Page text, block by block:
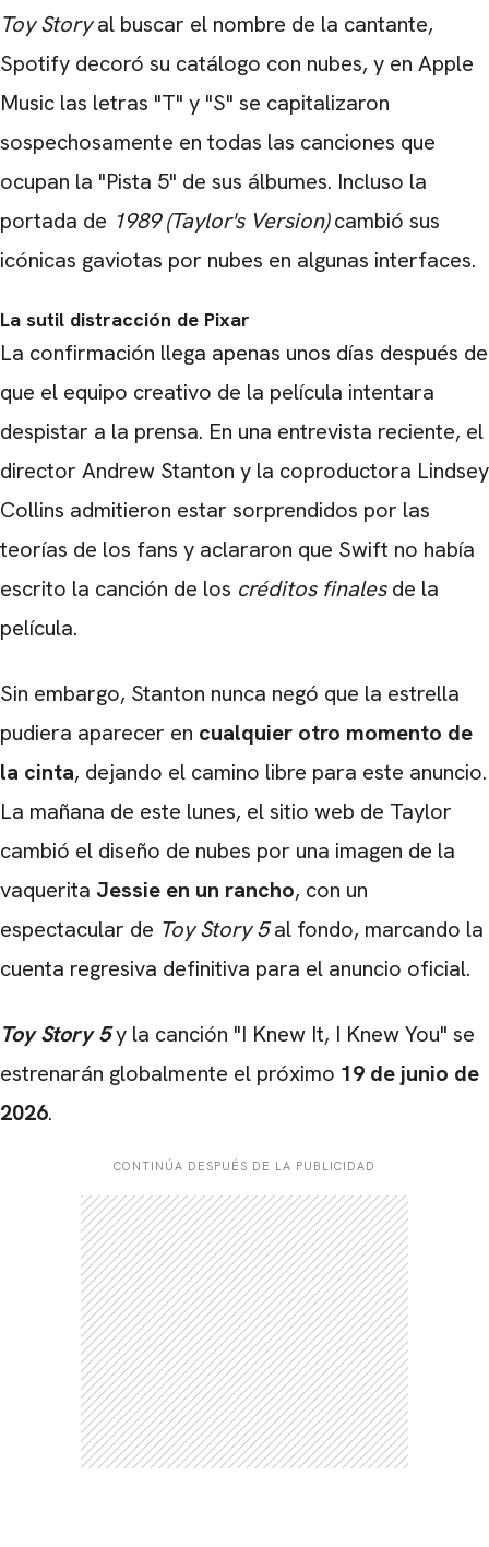
Toy Storyal buscar el nombre de la cantante,
Spotify decoró su catálogo con nubes, y en Apple
Music las letras "T" y "S" se capitalizaron
sospechosamente en todas las canciones que
ocupan la "Pista 5" de sus álbumes. Incluso la
portada de 1989 (Taylor's Version)cambió sus
icónicas gaviotas por nubes en algunas interfaces.
La sutil distracción de Pixar
La confirmación llega apenas unos días después de
que el equipo creativo de la película intentara
despistar a la prensa. En una entrevista reciente, el
director Andrew Stanton y la coproductora Lindsey
Collins admitieron estar sorprendidos por las
teorías de los fans y aclararon que Swift no había
escrito la canción de los créditos finalesde la
película.
Sin embargo, Stanton nunca negó que la estrella
pudiera aparecer en cualquier otro momento de
la cinta, dejando el camino libre para este anuncio.
La mañana de este lunes, el sitio web de Taylor
cambió el diseño de nubes por una imagen de la
vaquerita Jessie en un rancho, con un
espectacular de Toy Story 5al fondo, marcando la
cuenta regresiva definitiva para el anuncio oficial.
Toy Story 5y la canción "I Knew It, I Knew You" se
estrenarán globalmente el próximo 19 de junio de
2026.
CONTINÚA DESPUÉS DE LA PUBLICIDAD